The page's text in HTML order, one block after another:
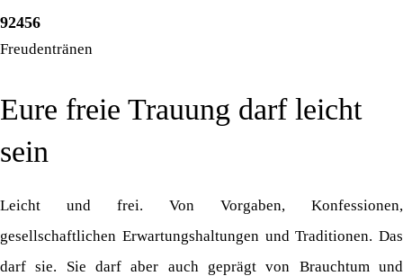
92456
Freudentränen
Eure freie Trauung darf leicht
sein
Leicht und frei. Von Vorgaben, Konfessionen,
gesellschaftlichen Erwartungshaltungen und Traditionen. Das
darf sie. Sie darf aber auch geprägt von Brauchtum und